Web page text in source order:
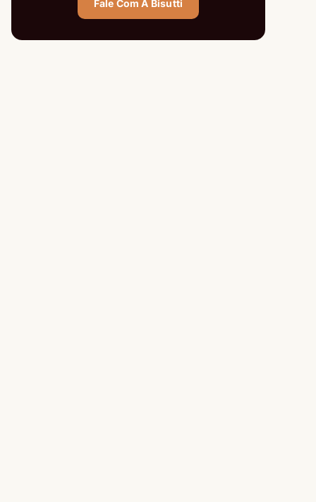
Fale Com A Bisutti